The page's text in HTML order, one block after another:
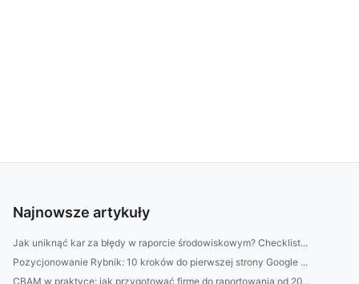
Najnowsze artykuły
Jak uniknąć kar za błędy w raporcie środowiskowym? Checklist...
Pozycjonowanie Rybnik: 10 kroków do pierwszej strony Google ...
CBAM w praktyce: jak przygotować firmę do raportowania od 20...